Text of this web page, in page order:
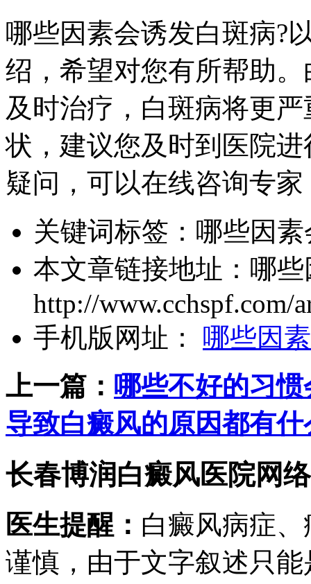
哪些因素会诱发白斑病?
绍，希望对您有所帮助
及时治疗，白斑病将更
状，建议您及时到医院
疑问，可以在线咨询专
关键词标签： 哪些因
本文章链接地址： 哪
http://www.cchspf.com/
手机版网址：
哪些因
上一篇： 哪些不好的习
导致白癜风的原因都有什
长春博润白癜风医院网
医生提醒： 白癜风病症
谨慎，由于文字叙述只